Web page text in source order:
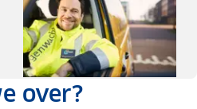
over?